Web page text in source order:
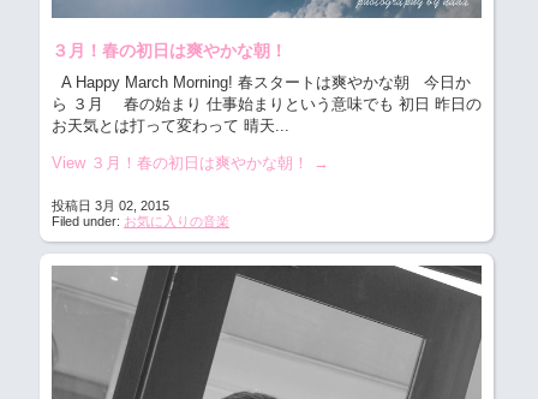
３月！春の初日は爽やかな朝！
A Happy March Morning! 春スタートは爽やかな朝
今日か
ら ３月 春の始まり 仕事始まりという意味でも 初日 昨日の
お天気とは打って変わって 晴天...
View ３月！春の初日は爽やかな朝！ →
投稿日 3月 02, 2015
Filed under: お気に入りの音楽